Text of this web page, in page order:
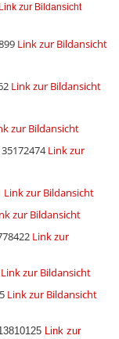
Link zur Bildansicht
Link zur Bildansicht
Link zur Bildansicht
zur Bildansicht
Link zur
Link zur Bildansicht
zur Bildansicht
Link zur
Link zur Bildansicht
Link zur Bildansicht
Link zur